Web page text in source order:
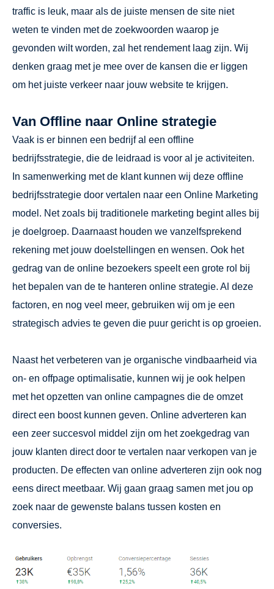
traffic is leuk, maar als de juiste mensen de site niet
weten te vinden met de zoekwoorden waarop je
gevonden wilt worden, zal het rendement laag zijn. Wij
denken graag met je mee over de kansen die er liggen
om het juiste verkeer naar jouw website te krijgen.
Van Offline naar Online strategie
Vaak is er binnen een bedrijf al een offline
bedrijfsstrategie, die de leidraad is voor al je activiteiten.
In samenwerking met de klant kunnen wij deze offline
bedrijfsstrategie door vertalen naar een Online Marketing
model. Net zoals bij traditionele marketing begint alles bij
je doelgroep. Daarnaast houden we vanzelfsprekend
rekening met jouw doelstellingen en wensen. Ook het
gedrag van de online bezoekers speelt een grote rol bij
het bepalen van de te hanteren online strategie. Al deze
factoren, en nog veel meer, gebruiken wij om je een
strategisch advies te geven die puur gericht is op groeien.
Naast het verbeteren van je organische vindbaarheid via
on- en offpage optimalisatie, kunnen wij je ook helpen
met het opzetten van online campagnes die de omzet
direct een boost kunnen geven. Online adverteren kan
een zeer succesvol middel zijn om het zoekgedrag van
jouw klanten direct door te vertalen naar verkopen van je
producten. De effecten van online adverteren zijn ook nog
eens direct meetbaar. Wij gaan graag samen met jou op
zoek naar de gewenste balans tussen kosten en
conversies.